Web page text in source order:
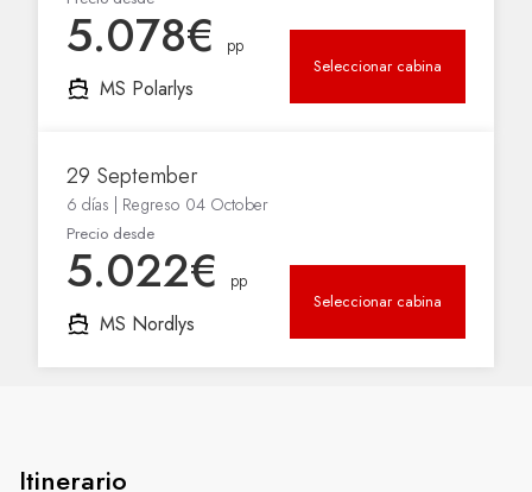
Itinerario